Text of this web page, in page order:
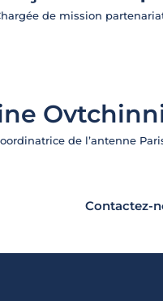
de mission
de l’antenne
Contactez-